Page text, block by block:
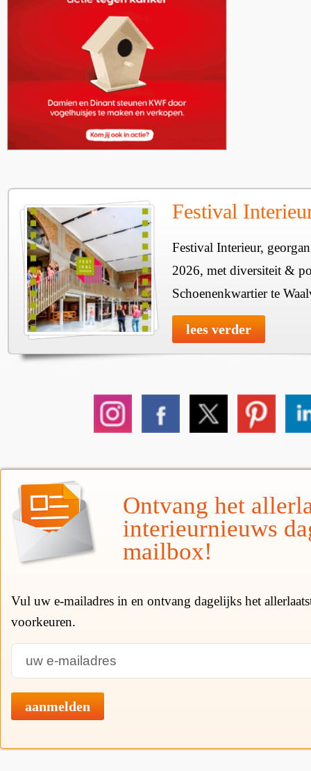
Festival
Festival Interieur,
2026, met diversiteit &
Schoenenkwartier te
lees verder
Ontvang het
interieurnieuws
mailbox!
Vul uw e-mailadres in en ontvang dagelijks het
voorkeuren.
aanmelden